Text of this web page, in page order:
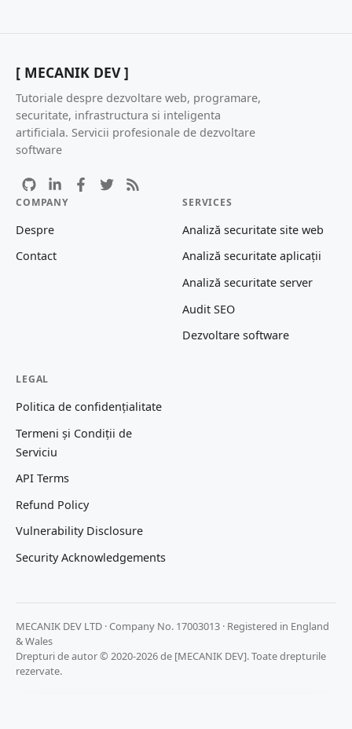
[ MECANIK DEV ]
Tutoriale despre dezvoltare web, programare,
securitate, infrastructura si inteligenta
artificiala. Servicii profesionale de dezvoltare
software
COMPANY
Despre
Contact
SERVICES
Analiză securitate site web
Analiză securitate aplicații
Analiză securitate server
Audit SEO
Dezvoltare software
LEGAL
Politica de confidențialitate
Termeni și Condiții de
Serviciu
API Terms
Refund Policy
Vulnerability Disclosure
Security Acknowledgements
MECANIK DEV LTD · Company No. 17003013 · Registered in England
& Wales
Drepturi de autor © 2020-2026 de [MECANIK DEV]. Toate drepturile
rezervate.